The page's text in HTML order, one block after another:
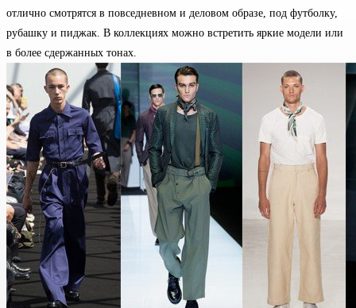
отлично смотрятся в повседневном и деловом образе, под футболку,
рубашку и пиджак. В коллекциях можно встретить яркие модели или
в более сдержанных тонах.